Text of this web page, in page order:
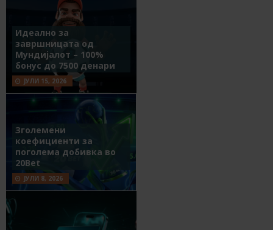
Идеално за
завршницата од
Мундијалот – 100%
бонус до 7500 денари
ЈУЛИ 15, 2026
Зголемени
коефициенти за
поголема добивка во
20Bet
ЈУЛИ 8, 2026